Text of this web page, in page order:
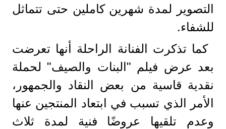
التصوير لمدة شهرين كاملين حتى تتماثل
للشفاء.
كما تذكرت الفنانة الراحلة أنها تعرضت
بعد عرض فيلم "البنات والصيف" لحملة
نقدية قاسية من بعض النقاد والجمهور،
الأمر الذي تسبب في ابتعاد المنتجين عنها
وعدم تلقيها عروضًا فنية لمدة ثلاث